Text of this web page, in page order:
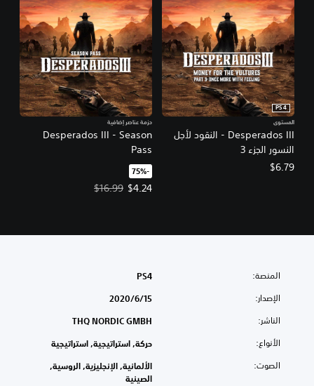
Desperados III - النقود لأجل
النسور الجزء 3
PS4
المستوى
$6.79
Desperados III - Season
Pass
حزمة عناصر إضافية
‏-75%‏
$4.24
سعر العرض $4.24‏. السعر الأصلي، $16.99‏.
$16.99
المنصة: PS4
الإصدار: 15‏/6‏/2020
الناشر: THQ NORDIC GMBH
الأنواع: حركة, استراتيجية, استراتيجية
الصوت:
الألمانية, الإنجليزية, الروسية,
الصينية